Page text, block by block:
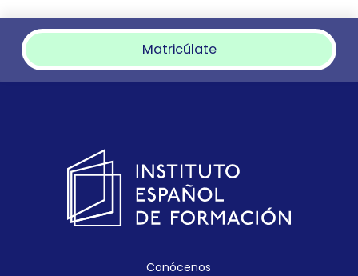
Matricúlate
Conócenos